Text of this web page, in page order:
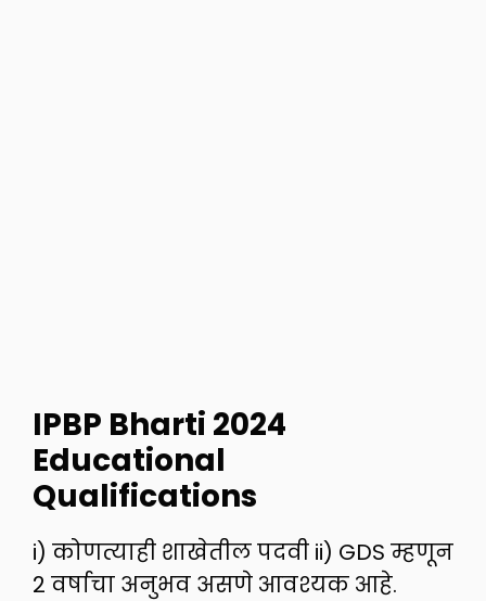
IPBP Bharti 2024
Educational
Qualifications
i) कोणत्याही शाखेतील पदवी ii) GDS म्हणून
2 वर्षाचा अनुभव असणे आवश्यक आहे.